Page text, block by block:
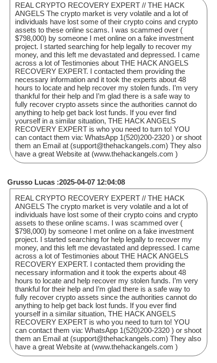
REAL CRYPTO RECOVERY EXPERT // THE HACK
ANGELS The crypto market is very volatile and a lot of
individuals have lost some of their crypto coins and crypto
assets to these online scams. I was scammed over (
$798,000) by someone I met online on a fake investment
project. I started searching for help legally to recover my
money, and this left me devastated and depressed. I came
across a lot of Testimonies about THE HACK ANGELS
RECOVERY EXPERT. I contacted them providing the
necessary information and it took the experts about 48
hours to locate and help recover my stolen funds. I’m very
thankful for their help and I’m glad there is a safe way to
fully recover crypto assets since the authorities cannot do
anything to help get back lost funds. If you ever find
yourself in a similar situation, THE HACK ANGELS
RECOVERY EXPERT is who you need to turn to! YOU
can contact them via: WhatsApp 1(520)200-2320 ) or shoot
them an Email at (support@thehackangels.com) They also
have a great Website at (www.thehackangels.com )
Grusso Lucas :2025-04-07 12:04:08
REAL CRYPTO RECOVERY EXPERT // THE HACK
ANGELS The crypto market is very volatile and a lot of
individuals have lost some of their crypto coins and crypto
assets to these online scams. I was scammed over (
$798,000) by someone I met online on a fake investment
project. I started searching for help legally to recover my
money, and this left me devastated and depressed. I came
across a lot of Testimonies about THE HACK ANGELS
RECOVERY EXPERT. I contacted them providing the
necessary information and it took the experts about 48
hours to locate and help recover my stolen funds. I’m very
thankful for their help and I’m glad there is a safe way to
fully recover crypto assets since the authorities cannot do
anything to help get back lost funds. If you ever find
yourself in a similar situation, THE HACK ANGELS
RECOVERY EXPERT is who you need to turn to! YOU
can contact them via: WhatsApp 1(520)200-2320 ) or shoot
them an Email at (support@thehackangels.com) They also
have a great Website at (www.thehackangels.com )